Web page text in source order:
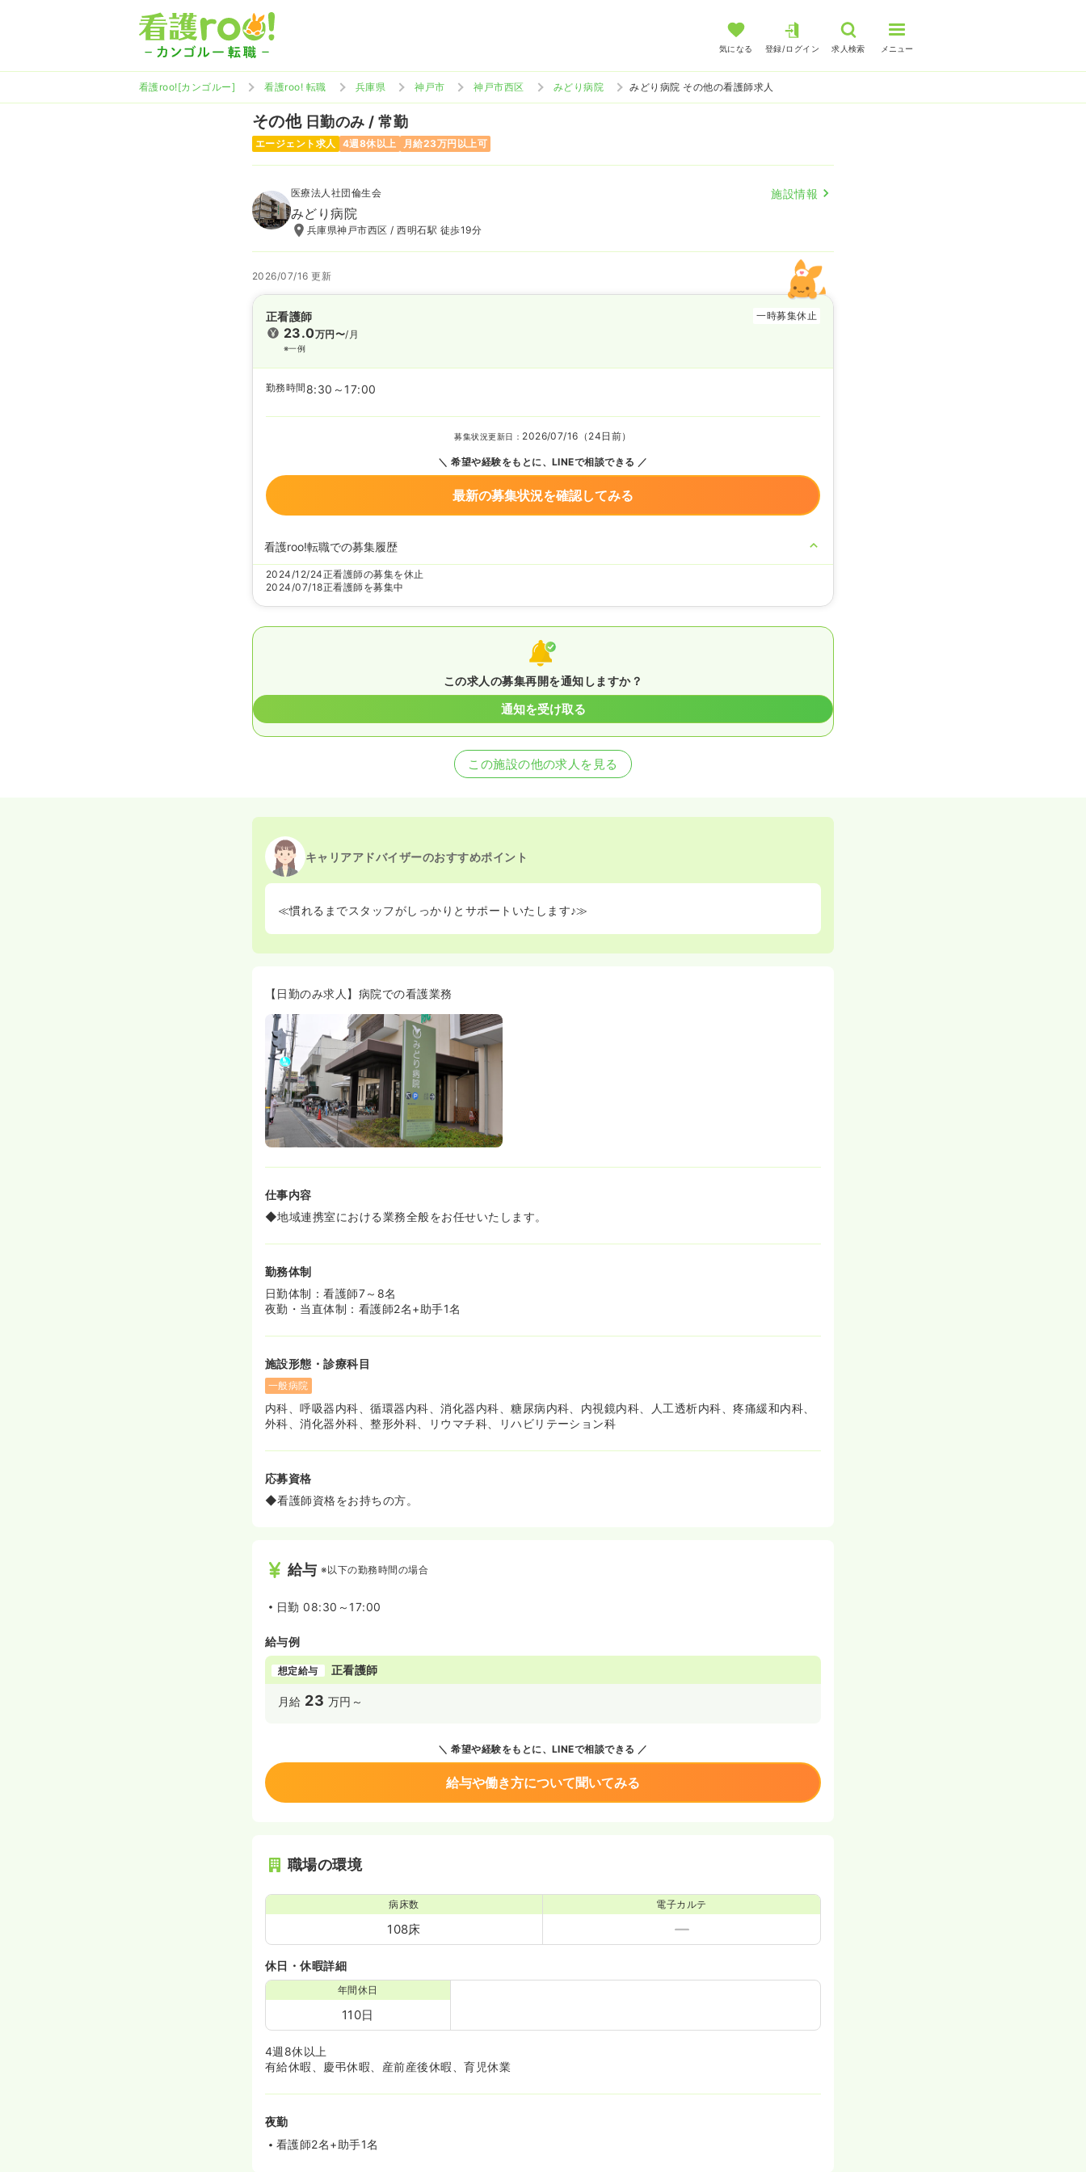
気になる 登録/ログイン 求人検索 メニュー
看護roo![カンゴルー] 看護roo! 転職 兵庫県 神戸市 神戸市西区 みどり病院 みどり病院 その他の看護師求人
その他日勤のみ / 常勤
エージェント求人 4週8休以上 月給23万円以上可
医療法人社団倫生会 施設情報
みどり病院
兵庫県神戸市西区 / 西明石駅 徒歩19分
2026/07/16 更新
正看護師 一時募集休止
23.0万円〜/月
※一例
勤務時間 8:30～17:00
募集状況更新日： 2026/07/16（24日前）
希望や経験をもとに、LINEで相談できる
最新の募集状況を確認してみる
看護roo!転職での募集履歴
2024/12/24正看護師の募集を休止
2024/07/18正看護師を募集中
この求人の募集再開を通知しますか？
通知を受け取る
この施設の他の求人を見る
キャリアアドバイザーのおすすめポイント
≪慣れるまでスタッフがしっかりとサポートいたします♪≫
【日勤のみ求人】病院での看護業務
仕事内容
◆地域連携室における業務全般をお任せいたします。
勤務体制
日勤体制：看護師7～8名
夜勤・当直体制：看護師2名+助手1名
施設形態・診療科目
一般病院
内科、呼吸器内科、循環器内科、消化器内科、糖尿病内科、内視鏡内科、人工透析内科、疼痛緩和内科、
外科、消化器外科、整形外科、リウマチ科、リハビリテーション科
応募資格
◆看護師資格をお持ちの方。
給与 ※以下の勤務時間の場合
日勤 08:30～17:00
給与例
想定給与 正看護師
月給 23 万円～
希望や経験をもとに、LINEで相談できる
給与や働き方について聞いてみる
職場の環境
病床数
108床
電子カルテ
休日・休暇詳細
年間休日
110日
4週8休以上
有給休暇、慶弔休暇、産前産後休暇、育児休業
夜勤
看護師2名+助手1名